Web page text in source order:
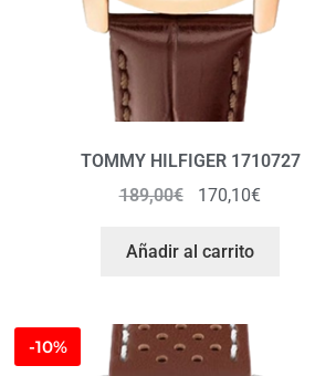
TOMMY HILFIGER 1710727
189,00€ 170,10€
Añadir al carrito
-10%